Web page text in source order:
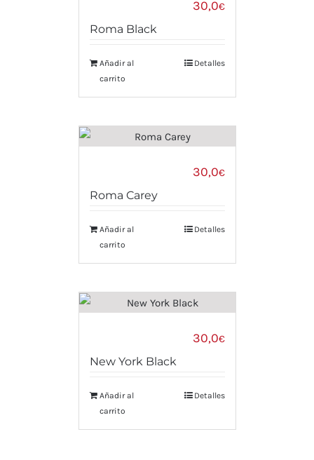
30,0€
Roma Black
Añadir al
carrito
Detalles
30,0€
Roma Carey
Añadir al
carrito
Detalles
30,0€
New York Black
Añadir al
carrito
Detalles